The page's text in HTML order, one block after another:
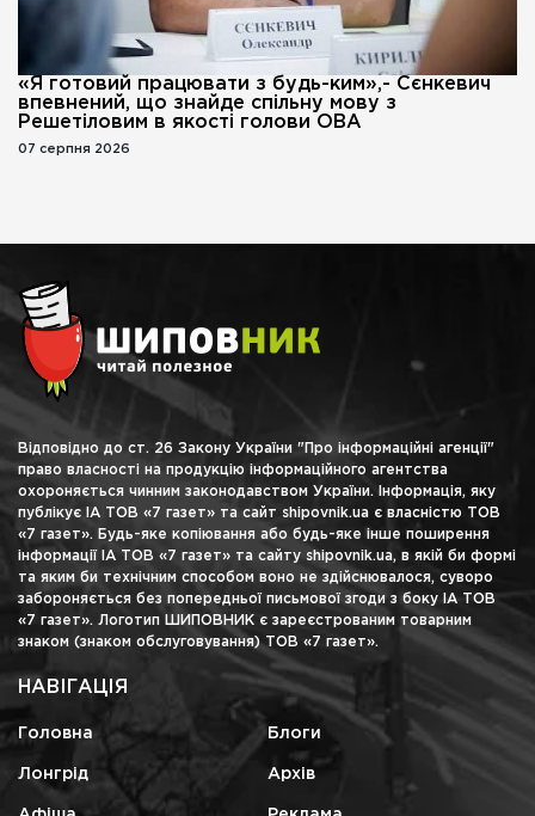
«Я готовий працювати з будь-ким»,- Сєнкевич
впевнений, що знайде спільну мову з
Решетіловим в якості голови ОВА
07 серпня 2026
Відповідно до ст. 26 Закону України "Про інформаційні агенції"
право власності на продукцію інформаційного агентства
охороняється чинним законодавством України. Інформація, яку
публікує ІА ТОВ «7 газет» та сайт shipovnik.ua є власністю ТОВ
«7 газет». Будь-яке копіювання або будь-яке інше поширення
інформації ІА ТОВ «7 газет» та сайту shipovnik.ua, в якій би формі
та яким би технічним способом воно не здійснювалося, суворо
забороняється без попередньої письмової згоди з боку ІА ТОВ
«7 газет». Логотип ШИПОВНИК є зареєстрованим товарним
знаком (знаком обслуговування) ТОВ «7 газет».
НАВІГАЦІЯ
Головна Блоги
Лонгрід Архів